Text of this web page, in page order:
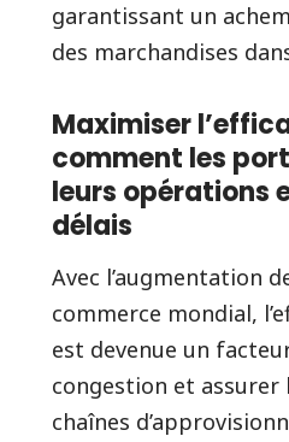
garantissant un
des marchandises
Maximiser
comment les
leurs opérations
délais
Avec l’augmentation
commerce mondial,
est devenue un
congestion et assurer
chaînes